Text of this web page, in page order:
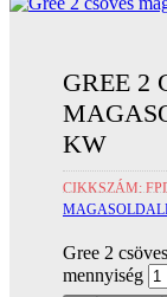
GREE 2
KW
CIKKSZÁM:
Gree 2
mennyiség